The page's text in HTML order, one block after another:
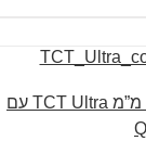
ביט מקדח חלול 35 מ”מ TCT Ultra עם